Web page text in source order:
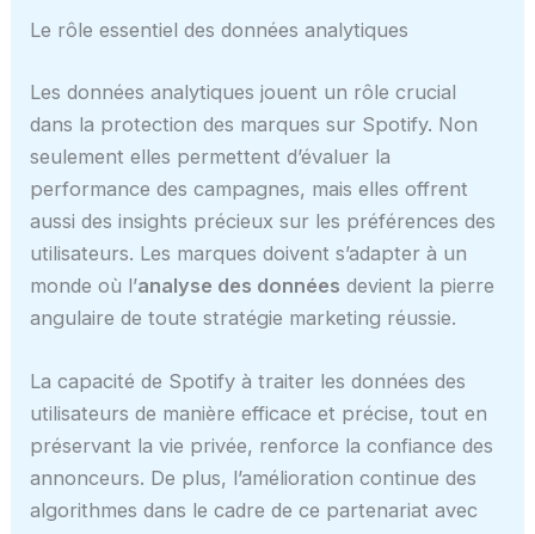
Le rôle essentiel des données analytiques
Les données analytiques jouent un rôle crucial
dans la protection des marques sur Spotify. Non
seulement elles permettent d’évaluer la
performance des campagnes, mais elles offrent
aussi des insights précieux sur les préférences des
utilisateurs. Les marques doivent s’adapter à un
monde où l’analyse des données devient la pierre
angulaire de toute stratégie marketing réussie.
La capacité de Spotify à traiter les données des
utilisateurs de manière efficace et précise, tout en
préservant la vie privée, renforce la confiance des
annonceurs. De plus, l’amélioration continue des
algorithmes dans le cadre de ce partenariat avec